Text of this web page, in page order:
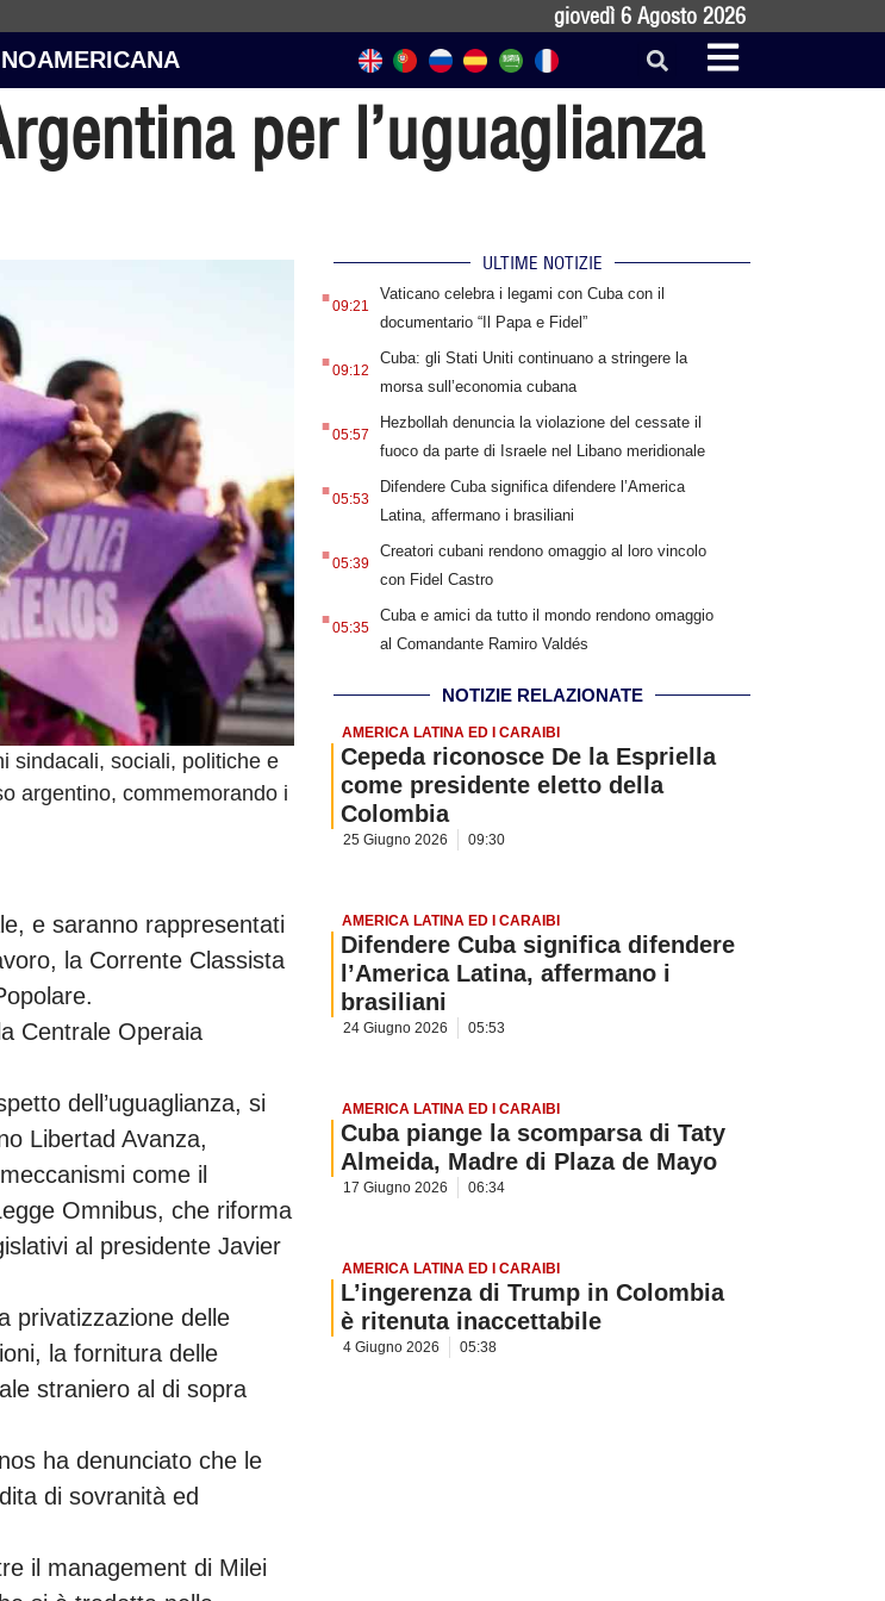
giovedì 6 Agosto 2026
per l’uguaglianza
sindacali, sociali, politiche e
argentino, commemorando i
e saranno rappresentati
la Corrente Classista
Centrale Operaia
dell’uguaglianza, si
Libertad Avanza,
come il
Omnibus, che riforma
al presidente Javier
privatizzazione delle
la fornitura delle
straniero al di sopra
ha denunciato che le
di sovranità ed
il management di Milei
ULTIME NOTIZIE
.09:21
Vaticano celebra i legami con Cuba con il
documentario “Il Papa e Fidel”
.09:12
Cuba: gli Stati Uniti continuano a stringere la
morsa sull’economia cubana
.05:57
Hezbollah denuncia la violazione del cessate il
fuoco da parte di Israele nel Libano meridionale
.05:53
Difendere Cuba significa difendere l’America
Latina, affermano i brasiliani
.05:39
Creatori cubani rendono omaggio al loro vincolo
con Fidel Castro
.05:35
Cuba e amici da tutto il mondo rendono omaggio
al Comandante Ramiro Valdés
NOTIZIE RELAZIONATE
AMERICA LATINA ED I CARAIBI
Cepeda riconosce De la Espriella
come presidente eletto della
Colombia
25 Giugno 2026 09:30
AMERICA LATINA ED I CARAIBI
Difendere Cuba significa difendere
l’America Latina, affermano i
brasiliani
24 Giugno 2026 05:53
AMERICA LATINA ED I CARAIBI
Cuba piange la scomparsa di Taty
Almeida, Madre di Plaza de Mayo
17 Giugno 2026 06:34
AMERICA LATINA ED I CARAIBI
L’ingerenza di Trump in Colombia
è ritenuta inaccettabile
4 Giugno 2026 05:38